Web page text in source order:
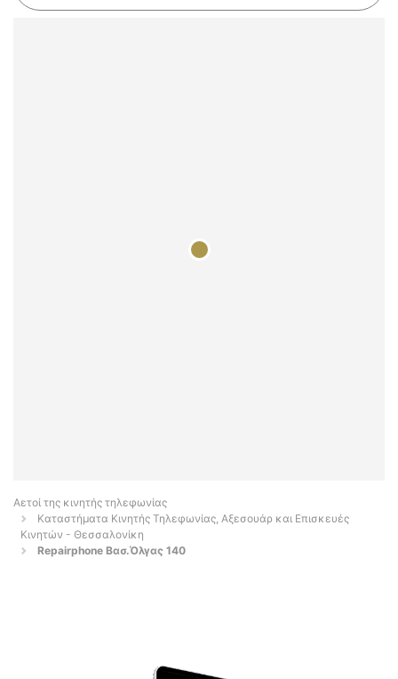
Αετοί της κινητής τηλεφωνίας
Καταστήματα Κινητής Τηλεφωνίας, Αξεσουάρ και Επισκευές
Κινητών - Θεσσαλονίκη
Repairphone Βασ.Όλγας 140